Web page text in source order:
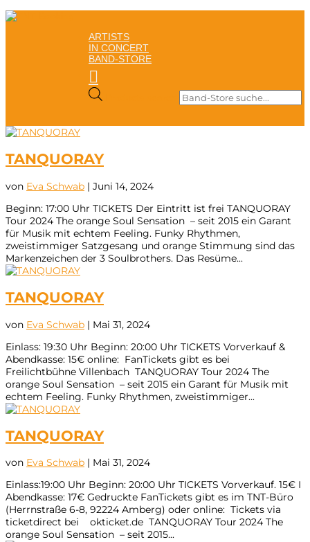
ARTISTS
IN CONCERT
BAND-STORE

TANQUORAY
von Eva Schwab | Juni 14, 2024
Beginn: 17:00 Uhr TICKETS Der Eintritt ist frei TANQUORAY
Tour 2024 The orange Soul Sensation – seit 2015 ein Garant
für Musik mit echtem Feeling. Funky Rhythmen,
zweistimmiger Satzgesang und orange Stimmung sind das
Markenzeichen der 3 Soulbrothers. Das Resüme...
TANQUORAY
von Eva Schwab | Mai 31, 2024
Einlass: 19:30 Uhr Beginn: 20:00 Uhr TICKETS Vorverkauf &
Abendkasse: 15€ online: FanTickets gibt es bei
Freilichtbühne Villenbach TANQUORAY Tour 2024 The
orange Soul Sensation – seit 2015 ein Garant für Musik mit
echtem Feeling. Funky Rhythmen, zweistimmiger...
TANQUORAY
von Eva Schwab | Mai 31, 2024
Einlass:19:00 Uhr Beginn: 20:00 Uhr TICKETS Vorverkauf. 15€ I
Abendkasse: 17€ Gedruckte FanTickets gibt es im TNT-Büro
(Herrnstraße 6-8, 92224 Amberg) oder online: Tickets via
ticketdirect bei okticket.de TANQUORAY Tour 2024 The
orange Soul Sensation – seit 2015...